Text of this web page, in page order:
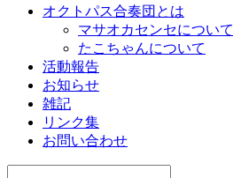
オクトパス合奏団とは
マサオカセンセについて
たこちゃんについて
活動報告
お知らせ
雑記
リンク集
お問い合わせ